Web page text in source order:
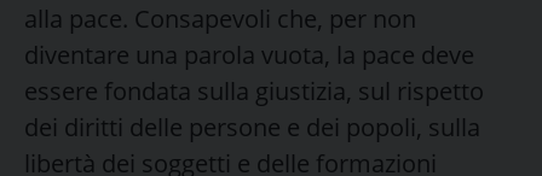
alla pace. Consapevoli che, per non
diventare una parola vuota, la pace deve
essere fondata sulla giustizia, sul rispetto
dei diritti delle persone e dei popoli, sulla
libertà dei soggetti e delle formazioni